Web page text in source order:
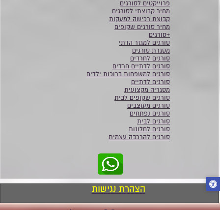
פרוייקטים לסורגים
מחיר קבוצתי לסורגים
קבוצת רכישה למעקות
מחיר סורגים שקופים
+סורגים
סורגים למגזר הדתי
מסגרת סורגים
סורגים לחרדים
סורגים לדתיים חרדים
סורגים למשפחות ברוכות ילדים
סורגים לדתיים
מסגריה מקצועית
סורגים שקופים לבית
סורגים מעוצבים
סורגים נפתחים
סורגים לבית
סורגים לחלונות
סורגים להרכבה עצמית
הצהרת נגישות